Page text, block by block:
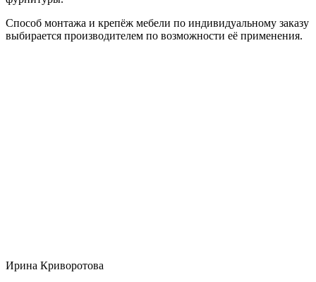
Способ монтажа и крепёж мебели по индивидуальному заказу
выбирается производителем по возможности её применения.
Ирина Криворотова